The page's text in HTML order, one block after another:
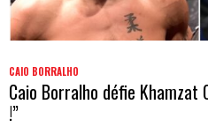
CAIO BORRALHO
Caio Borralho défie
!”